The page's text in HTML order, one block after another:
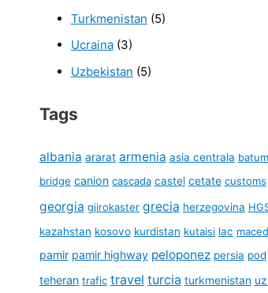
Turkmenistan (5)
Ucraina(3)
Uzbekistan (5)
Tags
albania ararat armenia asia centrala
bridge canion cascada castel cetate customs
georgia gjirokaster grecia herzegovina
kazahstan kosovo kurdistan kutaisi lac
pamir pamir highway peloponez persia pod
teheran trafic travel turcia turkmenistan